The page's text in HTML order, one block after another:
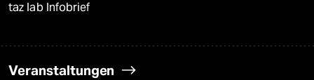
taz lab Infobrief
Veranstaltungen